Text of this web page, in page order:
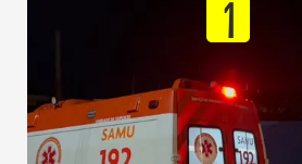
1